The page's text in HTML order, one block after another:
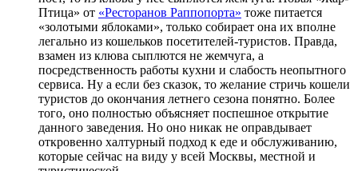
Птица» от «Ресторанов Раппопорта» тоже питается
«золотыми яблоками», только собирает она их вполне
легально из кошельков посетителей-туристов. Правда,
взамен из клюва сыплются не жемчуга, а
посредственность работы кухни и слабость неопытного
сервиса. Ну а если без сказок, то желание стричь кошели
туристов до окончания летнего сезона понятно. Более
того, оно полностью объясняет поспешное открытие
данного заведения. Но оно никак не оправдывает
откровенно халтурный подход к еде и обслуживанию,
которые сейчас на виду у всей Москвы, местной и